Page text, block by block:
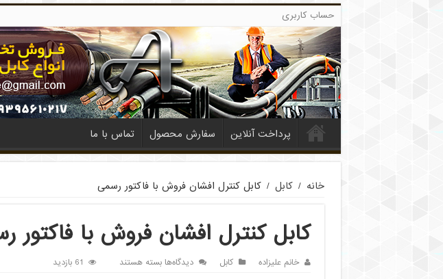
حساب کاربری
پرداخت آنلاین سفارش محصول تماس با ما
خانه / کابل / کابل کنترل افشان فروش با فاکتور رسمی
کابل کنترل افشان فروش با فاکتور
خانم علیزاده کابل دیدگاه‌هابرای
بسته هستند 61 بازدید